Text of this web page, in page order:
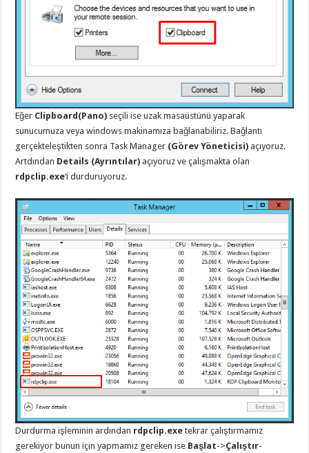
Eğer Clipboard(Pano) seçili ise uzak masaüstünü yaparak
sunucumuza veya windows makinamıza bağlanabiliriz. Bağlantı
gerçekteleştikten sonra Task Manager (Görev Yöneticisi) açıyoruz.
Artdından Details (Ayrıntılar) açıyoruz ve çalışmakta olan
rdpclip.exe‘i durduruyoruz.
Durdurma işleminin ardından rdpclip.exe tekrar çalıştırmamız
gerekiyor bunun için yapmamız gereken ise Başlat->Çalıştır-